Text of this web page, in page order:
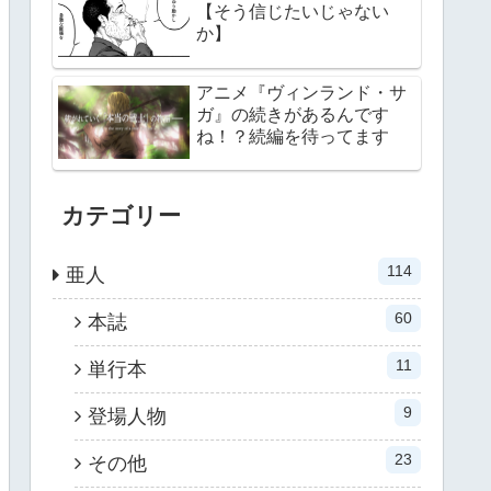
【そう信じたいじゃない
か】
アニメ『ヴィンランド・サ
ガ』の続きがあるんです
ね！？続編を待ってます
カテゴリー
亜人 114
本誌 60
単行本 11
登場人物 9
その他 23